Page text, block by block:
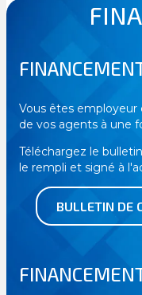
Vous êtes employeur
de vos agents à une
Téléchargez le
le rempli et signé à
BULLETIN DE